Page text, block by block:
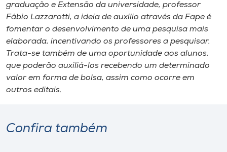
graduação e Extensão da universidade, professor
Fábio Lazzarotti, a ideia de auxílio através da Fape é
fomentar o desenvolvimento de uma pesquisa mais
elaborada, incentivando os professores a pesquisar.
Trata-se também de uma oportunidade aos alunos,
que poderão auxiliá-los recebendo um determinado
valor em forma de bolsa, assim como ocorre em
outros editais.
Confira também